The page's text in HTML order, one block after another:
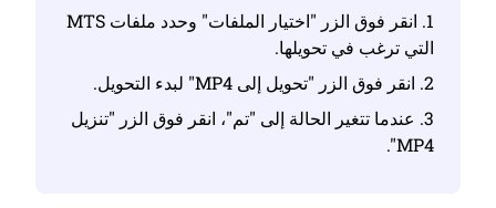
1. انقر فوق الزر "اختيار الملفات" وحدد ملفات MTS
التي ترغب في تحويلها.
2. انقر فوق الزر "تحويل إلى MP4" لبدء التحويل.
3. عندما تتغير الحالة إلى "تم"، انقر فوق الزر "تنزيل
MP4".